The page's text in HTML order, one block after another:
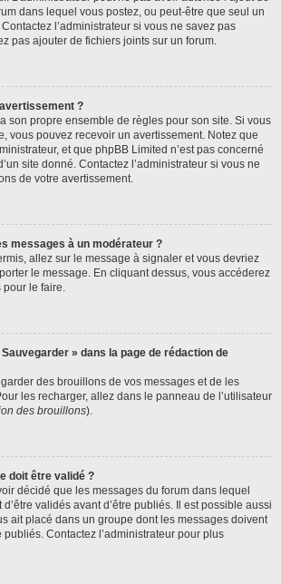
dans lequel vous postez, ou peut-être que seul un
l’administrateur si vous ne savez pas
pas ajouter de fichiers joints sur un forum.
?
son propre ensemble de règles pour son site. Si vous
vous pouvez recevoir un avertissement. Notez que
et que phpBB Limited n’est pas concerné
site donné. Contactez l’administrateur si vous ne
de votre avertissement.
messages à un modérateur ?
allez sur le message à signaler et vous devriez
le message. En cliquant dessus, vous accéderez
pour le faire.
» dans la page de rédaction de
des brouillons de vos messages et de les
les recharger, allez dans le panneau de l’utilisateur
des brouillons).
doit être validé ?
décidé que les messages du forum dans lequel
validés avant d’être publiés. Il est possible aussi
ait placé dans un groupe dont les messages doivent
publiés. Contactez l’administrateur pour plus